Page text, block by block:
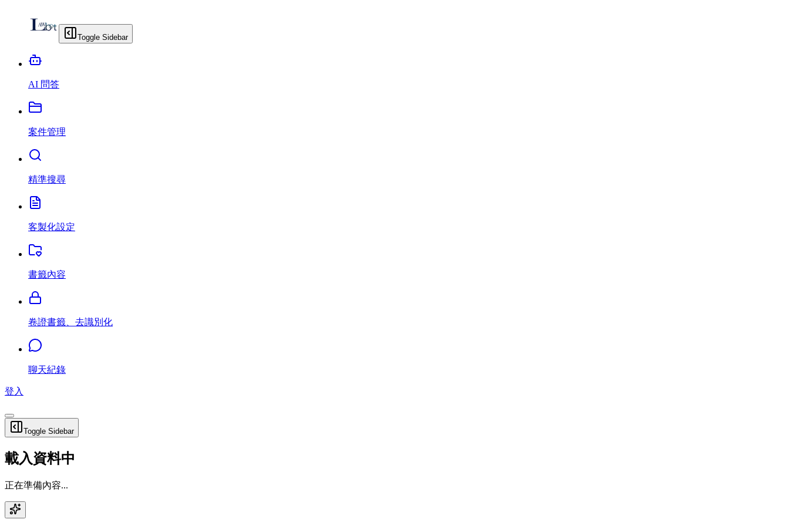
Toggle Sidebar
AI 問答
案件管理
精準搜尋
客製化設定
書籤內容
卷證書籤、去識別化
聊天紀錄
登入
Toggle Sidebar
載入資料中
正在準備內容...